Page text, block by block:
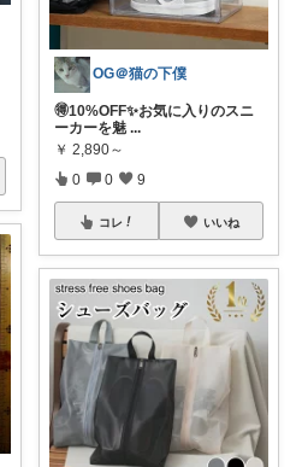
OG＠猫の下僕
🉐10%OFF✨お気に入りのスニ
ーカーを魅 ...
￥ 2,890～
0 0 9
コレ いいね